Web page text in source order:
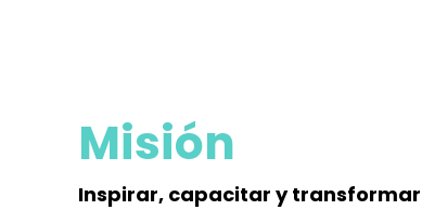
Misión
Inspirar, capacitar y